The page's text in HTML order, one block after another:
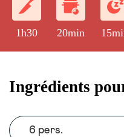
1h30 20min
Ingrédients
6 pers.